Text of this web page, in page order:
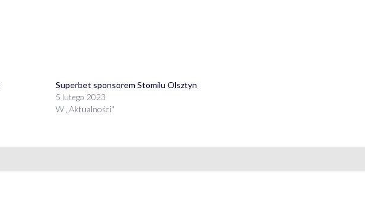
Superbet sponsorem Stomilu Olsztyn
5 lutego 2023
W „Aktualności"